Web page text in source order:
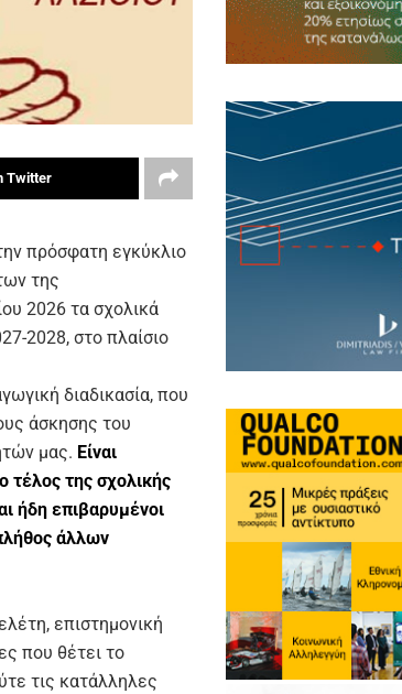
Twitter
πρόσφατη εγκύκλιο
της
2026 τα σχολικά
2028, στο πλαίσιο
διαδικασία, που
άσκησης του
μας. Είναι
τέλος της σχολικής
ήδη επιβαρυμένοι
άλλων
επιστημονική
που θέτει το
τις κατάλληλες